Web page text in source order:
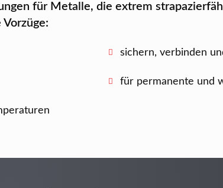
für Metalle, die extrem
sichern, verbinden
für permanente und